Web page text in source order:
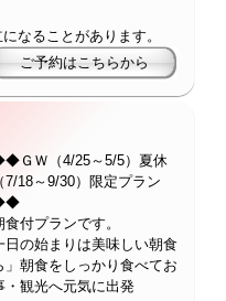
なることがあります。
ＧＷ（4/25～5/5）夏休
7/18～9/30）限定プラン
食付プランです。
日の始まりは美味しい朝食
」朝食をしっかり食べてお
・観光へ元気に出発